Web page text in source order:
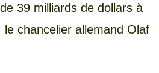
39 milliards de dollars à
le chancelier allemand Olaf